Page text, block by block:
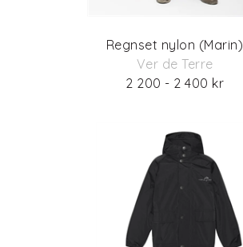
Regnset nylon (Marin)
Ver de Terre
2 200 - 2 400 kr